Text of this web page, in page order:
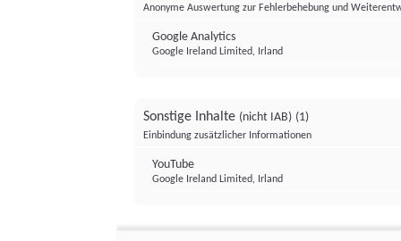
Anonyme Auswertung zur Fehlerbehebung und
Google Analytics
Google Ireland Limited, Irland
Sonstige Inhalte (nicht IAB) (1)
Einbindung zusätzlicher Informationen
YouTube
Google Ireland Limited, Irland